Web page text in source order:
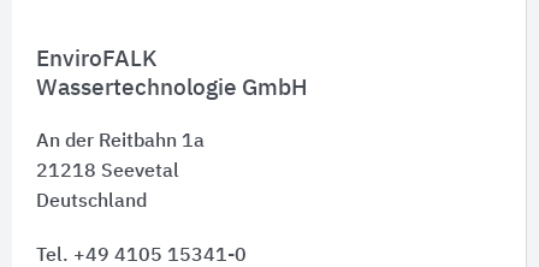
EnviroFALK
Wassertechnologie GmbH
An der Reitbahn 1a
21218 Seevetal
Deutschland
Tel. +49 4105 15341-0